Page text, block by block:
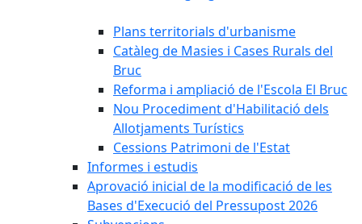
Plans territorials d'urbanisme
Catàleg de Masies i Cases Rurals del
Bruc
Reforma i ampliació de l'Escola El Bruc
Nou Procediment d'Habilitació dels
Allotjaments Turístics
Cessions Patrimoni de l'Estat
Informes i estudis
Aprovació inicial de la modificació de les
Bases d'Execució del Pressupost 2026